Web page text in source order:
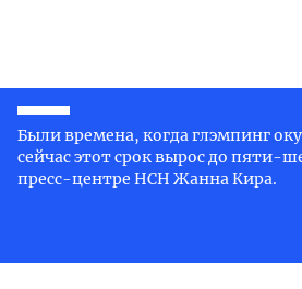
Были времена, когда глэмпинг
сейчас этот срок вырос до пяти-
пресс-центре НСН Жанна Кира.